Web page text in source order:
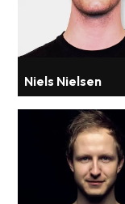
Niels Nielsen